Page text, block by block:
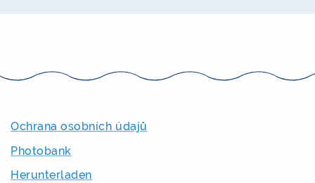
Ochrana osobních údajů
Photobank
Herunterladen